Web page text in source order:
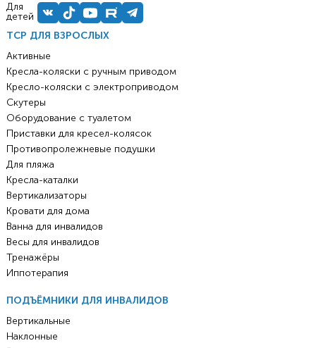
ТСР ДЛЯ ВЗРОСЛЫХ
Активные
Кресла-коляски с ручным приводом
Кресло-коляски с электроприводом
Скутеры
Оборудование с туалетом
Приставки для кресел-колясок
Противопролежневые подушки
Для пляжа
Кресла-каталки
Вертикализаторы
Кровати для дома
Ванна для инвалидов
Весы для инвалидов
Тренажёры
Иппотерапия
ПОДЪЁМНИКИ ДЛЯ ИНВАЛИДОВ
Вертикальные
Наклонные
Для
детей